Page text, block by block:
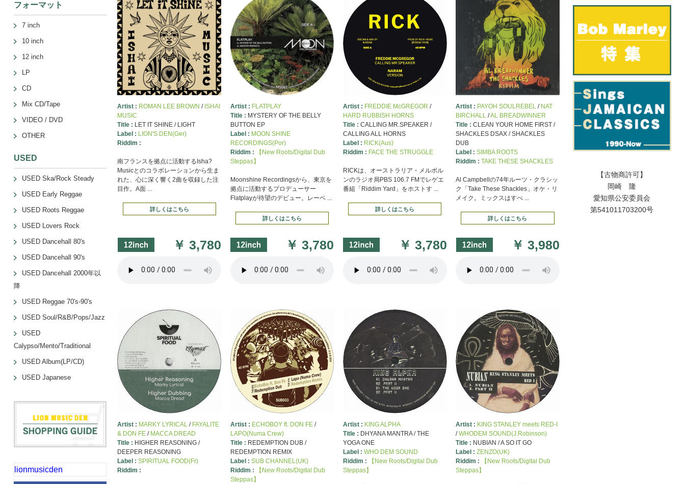
2018.07.31
★今まで旧サイトからデータコンバート出来てなかったドイツのBuy Reggae配給7"を130タイトルアップし
ました。
2018.01.16
★USED商品を12のカテゴリーに分けて再アップしました。左側「フォーマット」の下からどうぞ
★右カラム下に「Bob Marley特集」バナー
2018.01.12 クレジット・カード決済が出来るようになりました
2017.12.22
ホームページをリニューアルしました。
かねてより懸案だったスマホ等での試聴もこれで大丈夫だと思います。
ただ、画像ファイルや試聴用音源ファイル等がまだ移行できてない物が多数あります。「コレが聞けない」
などのリクエストは大歓迎ですのでご遠慮なくお知らせ下さい。
また、全く新しいシステムですので、以前からご利用いただいているお客様も大変恐れ入りますが改めて新
規会員登録をお願いします。
Artist : ROMAN LEE BROWN / ISHAI
MUSIC
Title : LET IT SHINE / LIGHT
Label : LION'S DEN(Ger)
Riddim :
南フランスを拠点に活動するIsha?
Musicとのコラボレーションから生ま
れた、心に深く響く2曲を収録した注
目作。A面 ...
詳しくはこちら
￥3,780
Artist : FLATPLAY
Title : MYSTERY OF THE BELLY
BUTTON EP
Label : MOON SHINE
RECORDINGS(Por)
Riddim :
【New Roots/Digital Dub
Steppas】
Moonshine Recordingsから、東京を
拠点に活動するプロデューサー
Flatplayが待望のデビュー。レーベ ...
詳しくはこちら
￥3,780
Artist : FREDDIE McGREGOR /
HARD RUBBISH HORNS
Title : CALLING MR.SPEAKER /
CALLING ALL HORNS
Label : RICK(Aus)
Riddim : FACE THE STRUGGLE
RICKは、オーストラリア・メルボル
ンのラジオ局PBS 106.7 FMでレゲエ
番組「Riddim Yard」をホストす ...
詳しくはこちら
￥ 3,780
Artist : PAYOH SOULREBEL/ NAT
BIRCHALL/AL BREADWINNER
Title : CLEAN YOUR HOME FIRST /
SHACKLES DSAX / SHACKLES
DUB
Label : SIMBA ROOTS
Riddim : TAKE THESE SHACKLES
Al Campbellの74年ルーツ・クラシッ
ク「Take These Shackles」オケ・リ
メイク。ミックスはすべ ...
詳しくはこちら
￥ 3,980
Artist : MARKY LYRICAL / FAYALITE
& DON FE / MACCA DREAD
Title : HIGHER REASONING /
DEEPER REASONING
Label :SPIRITUAL FOOD(Fr)
Riddim :
Artist : ECHOBOY ft. DON FE/
LAPO(Numa Crew)
Title : REDEMPTION DUB /
REDEMPTION REMIX
Label : SUB CHANNEL(UK)
Riddim :
【New Roots/Digital Dub
Steppas】
Artist : KING ALPHA
Title : DHYANA MANTRA / THE
YOGA ONE
Label : WHO DEM SOUND
Riddim :
【New Roots/Digital Dub
Steppas】
Artist : KING STANLEY meets RED-I
/WHODEM SOUND(J.Robinson)
Title : NUBIAN / A SO IT GO
Label : ZENZO(UK)
Riddim :
【New Roots/Digital Dub
Steppas】
フォーマット
7 inch
10 inch
12 inch
LP
CD
Mix CD/Tape
VIDEO / DVD
OTHER
USED
USED Ska/Rock Steady
USED Early Reggae
USED Roots Reggae
USED Lovers Rock
USED Dancehall 80's
USED Dancehall 90's
USED Dancehall 2000年以
降
USED Reggae 70's-90's
USED Soul/R&B/Pops/Jazz
USED
Calypso/Mento/Traditional
USED Album(LP/CD)
USED Japanese
lionmusicden
【古物商許可】
岡崎 隆
愛知県公安委員会
第541011703200号